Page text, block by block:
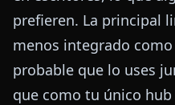
prefieren. La principal
menos integrado
probable que lo uses
que como tu único hub